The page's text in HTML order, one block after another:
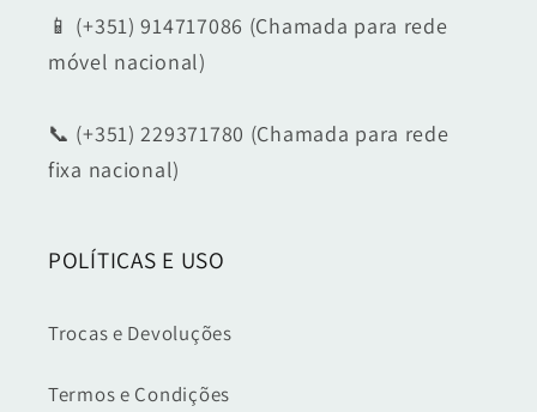
📱 (+351) 914717086 (Chamada para rede
móvel nacional)
📞 (+351) 229371780 (Chamada para rede
fixa nacional)
POLÍTICAS E USO
Trocas e Devoluções
Termos e Condições